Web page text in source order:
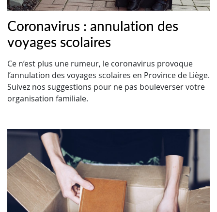
Coronavirus : annulation des
voyages scolaires
Ce n’est plus une rumeur, le coronavirus provoque
l’annulation des voyages scolaires en Province de Liège.
Suivez nos suggestions pour ne pas bouleverser votre
organisation familiale.